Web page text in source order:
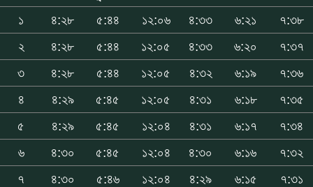
১
৪:২৮ ৫:৪৪ ১২:০৬ ৪:৩৩ ৬:২১
৭:৩৮
২
৪:২৮ ৫:৪৪ ১২:০৫ ৪:৩৩ ৬:২০
৭:৩৭
৩
৪:২৮ ৫:৪৪ ১২:০৫ ৪:৩২ ৬:১৯
৭:৩৬
৪
৪:২৯ ৫:৪৫ ১২:০৫ ৪:৩১ ৬:১৮
৭:৩৫
৫
৪:২৯ ৫:৪৫ ১২:০৪ ৪:৩১ ৬:১৭
৭:৩৪
৬
৪:৩০ ৫:৪৫ ১২:০৪ ৪:৩০ ৬:১৬
৭:৩২
৭
৪:৩০ ৫:৪৬ ১২:০৪ ৪:২৯ ৬:১৫
৭:৩১